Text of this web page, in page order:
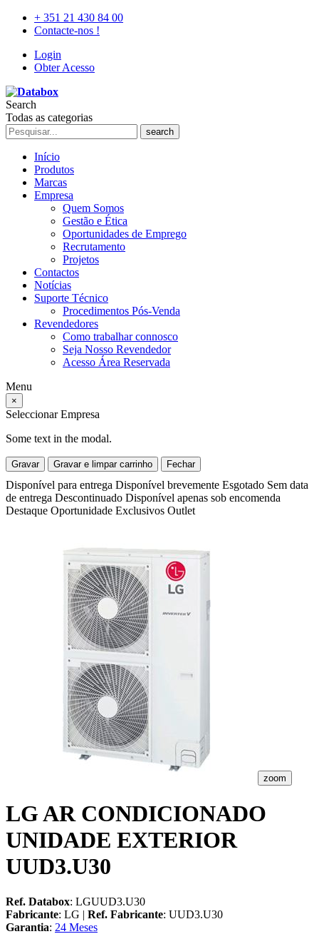
+ 351 21 430 84 00
Contacte-nos !
Login
Obter Acesso
Search
Todas as categorias
search
Início
Produtos
Marcas
Empresa
Quem Somos
Gestão e Ética
Oportunidades de Emprego
Recrutamento
Projetos
Contactos
Notícias
Suporte Técnico
Procedimentos Pós-Venda
Revendedores
Como trabalhar connosco
Seja Nosso Revendedor
Acesso Área Reservada
Menu
×
Seleccionar Empresa
Some text in the modal.
Gravar Gravar e limpar carrinho Fechar
Disponível para entrega Disponível brevemente Esgotado Sem data
de entrega Descontinuado Disponível apenas sob encomenda
Destaque Oportunidade Exclusivos Outlet
zoom
LG AR CONDICIONADO
UNIDADE EXTERIOR
UUD3.U30
Ref. Databox: LGUUD3.U30
Fabricante: LG | Ref. Fabricante: UUD3.U30
Garantia: 24 Meses